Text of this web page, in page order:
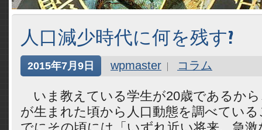
人口減少時代に何を残す?
2015年7月9日 wpmaster コラム
いま教えている学生が20歳であるか
が生まれた頃から人口動態を調べてい